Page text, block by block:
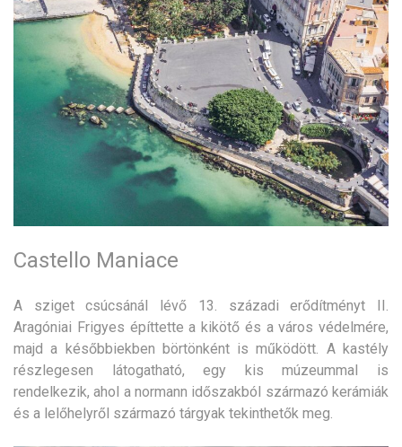
Castello Maniace
A sziget csúcsánál lévő 13. századi erődítményt II.
Aragóniai Frigyes építtette a kikötő és a város védelmére,
majd a későbbiekben börtönként is működött. A kastély
részlegesen látogatható, egy kis múzeummal is
rendelkezik, ahol a normann időszakból származó kerámiák
és a lelőhelyről származó tárgyak tekinthetők meg.